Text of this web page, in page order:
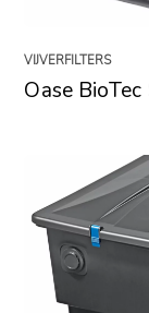
VIJVERFILTERS
Oase